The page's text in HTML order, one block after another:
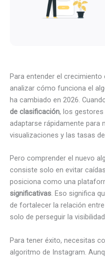
Para entender el
analizar cómo funciona el
ha cambiado en 2026.
de clasificación, los gestores
adaptarse rápidamente para
visualizaciones y las tasas
Pero comprender el nuevo
consiste solo en evitar
posiciona como una
significativas. Eso significa
de fortalecer la relación
solo de perseguir la
Para tener éxito, necesitas
algoritmo de Instagram.